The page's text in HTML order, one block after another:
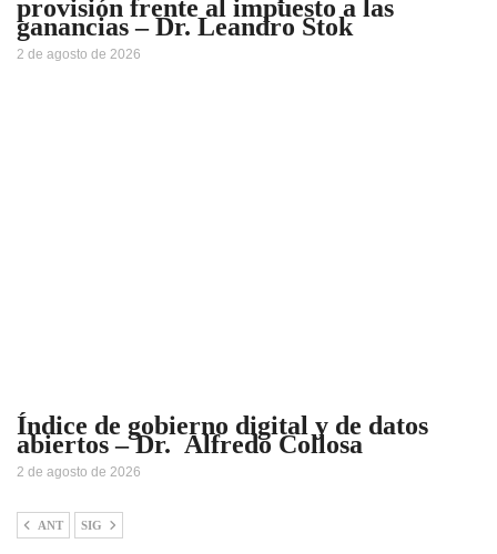
provisión frente al impuesto a las
ganancias – Dr. Leandro Stok
2 de agosto de 2026
Índice de gobierno digital y de datos
abiertos – Dr. Alfredo Collosa
2 de agosto de 2026
ANT SIG